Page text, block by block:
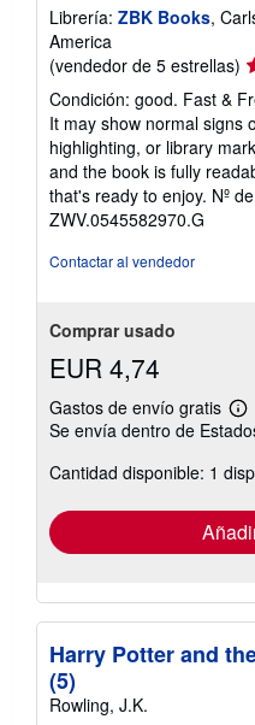
Librería: ZBK Books,
America
(vendedor de 5 estrellas)
del
5
5
Condición: good. Fast &
It may show normal signs
highlighting, or library
and the book is fully
that's ready to enjoy. Nº
ZWV.0545582970.G
Contactar al vendedor
Comprar usado
EUR 4,74
Gastos de envío gratis
Se envía dentro de
Cantidad disponible: 1
Harry Potter and
(5)
Rowling, J.K.